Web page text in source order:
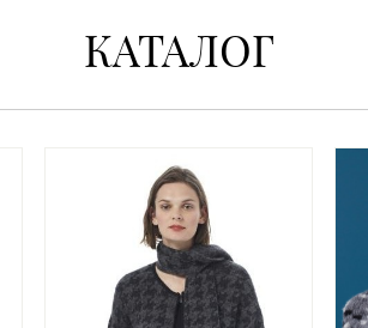
КАТАЛОГ